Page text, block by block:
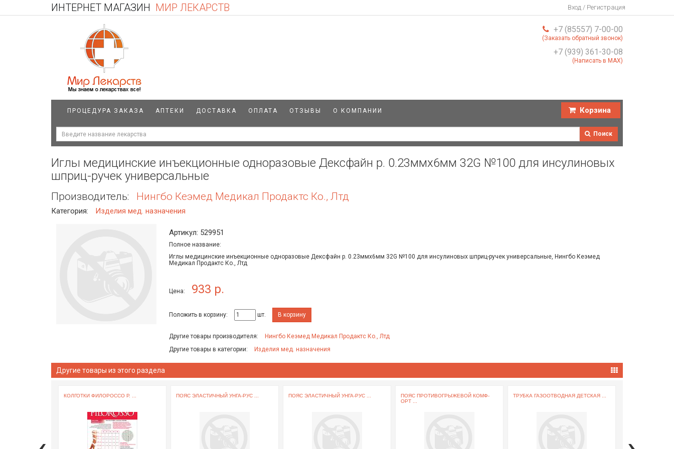
ИНТЕРНЕТ МАГАЗИН МИР ЛЕКАРСТВ Вход / Регистрация
+7 (85557) 7-00-00
(Заказать обратный звонок)
+7 (939) 361-30-08
(Написать в MAX)
ПРОЦЕДУРА ЗАКАЗА АПТЕКИ ДОСТАВКА ОПЛАТА ОТЗЫВЫ О КОМПАНИИ Корзина
Поиск
Иглы медицинские инъекционные одноразовые Дексфайн р. 0.23ммх6мм 32G №100 для инсулиновых
шприц-ручек универсальные
Производитель: Нингбо Кеэмед Медикал Продактс Ко., Лтд
Категория: Изделия мед. назначения
Артикул: 529951
Полное название:
Иглы медицинские инъекционные одноразовые Дексфайн р. 0.23ммх6мм 32G №100 для инсулиновых шприц-ручек универсальные, Нингбо Кеэмед
Медикал Продактс Ко., Лтд
Цена: 933 р.
Положить в корзину: шт. В корзину
Другие товары производителя:
Нингбо Кеэмед Медикал Продактс Ко., Лтд
Другие товары в категории:
Изделия мед. назначения
Другие товары из этого раздела
КОЛГОТКИ ФИЛОРОССО Р. ... ПОЯС ЭЛАСТИЧНЫЙ УНГА-РУС ... ПОЯС ЭЛАСТИЧНЫЙ УНГА-РУС ...
ПОЯС ПРОТИВОГРЫЖЕВОЙ КОМФ-
ОРТ ...
ТРУБКА ГАЗООТВОДНАЯ ДЕТСКАЯ ...